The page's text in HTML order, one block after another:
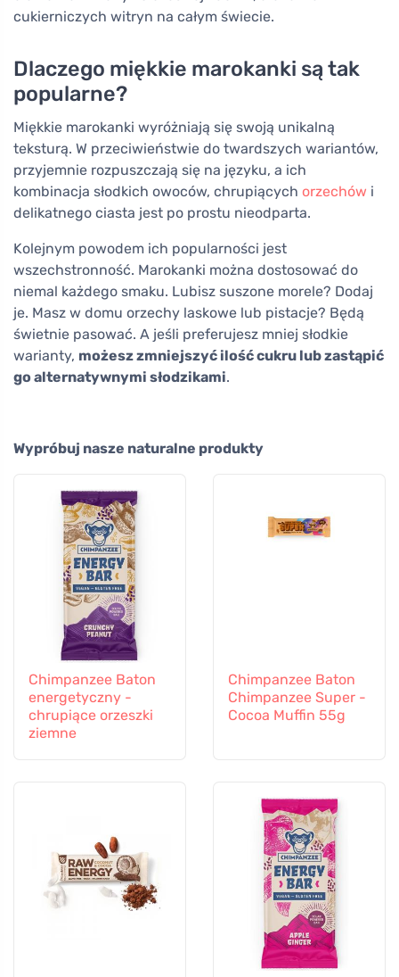
cukierniczych witryn na całym świecie.
Dlaczego miękkie marokanki są tak
popularne?
Miękkie marokanki wyróżniają się swoją unikalną
teksturą. W przeciwieństwie do twardszych wariantów,
przyjemnie rozpuszczają się na języku, a ich
kombinacja słodkich owoców, chrupiących orzechów i
delikatnego ciasta jest po prostu nieodparta.
Kolejnym powodem ich popularności jest
wszechstronność. Marokanki można dostosować do
niemal każdego smaku. Lubisz suszone morele? Dodaj
je. Masz w domu orzechy laskowe lub pistacje? Będą
świetnie pasować. A jeśli preferujesz mniej słodkie
warianty, możesz zmniejszyć ilość cukru lub zastąpić
go alternatywnymi słodzikami.
Wypróbuj nasze naturalne produkty
Chimpanzee Baton
energetyczny -
chrupiące orzeszki
ziemne
Chimpanzee Baton
Chimpanzee Super -
Cocoa Muffin 55g